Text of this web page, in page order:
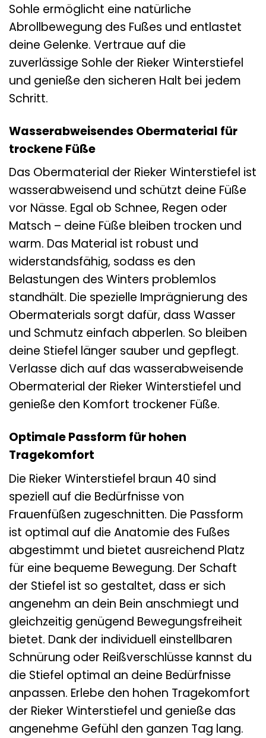
Sohle ermöglicht eine natürliche
Abrollbewegung des Fußes und entlastet
deine Gelenke. Vertraue auf die
zuverlässige Sohle der Rieker Winterstiefel
und genieße den sicheren Halt bei jedem
Schritt.
Wasserabweisendes Obermaterial für
trockene Füße
Das Obermaterial der Rieker Winterstiefel ist
wasserabweisend und schützt deine Füße
vor Nässe. Egal ob Schnee, Regen oder
Matsch – deine Füße bleiben trocken und
warm. Das Material ist robust und
widerstandsfähig, sodass es den
Belastungen des Winters problemlos
standhält. Die spezielle Imprägnierung des
Obermaterials sorgt dafür, dass Wasser
und Schmutz einfach abperlen. So bleiben
deine Stiefel länger sauber und gepflegt.
Verlasse dich auf das wasserabweisende
Obermaterial der Rieker Winterstiefel und
genieße den Komfort trockener Füße.
Optimale Passform für hohen
Tragekomfort
Die Rieker Winterstiefel braun 40 sind
speziell auf die Bedürfnisse von
Frauenfüßen zugeschnitten. Die Passform
ist optimal auf die Anatomie des Fußes
abgestimmt und bietet ausreichend Platz
für eine bequeme Bewegung. Der Schaft
der Stiefel ist so gestaltet, dass er sich
angenehm an dein Bein anschmiegt und
gleichzeitig genügend Bewegungsfreiheit
bietet. Dank der individuell einstellbaren
Schnürung oder Reißverschlüsse kannst du
die Stiefel optimal an deine Bedürfnisse
anpassen. Erlebe den hohen Tragekomfort
der Rieker Winterstiefel und genieße das
angenehme Gefühl den ganzen Tag lang.